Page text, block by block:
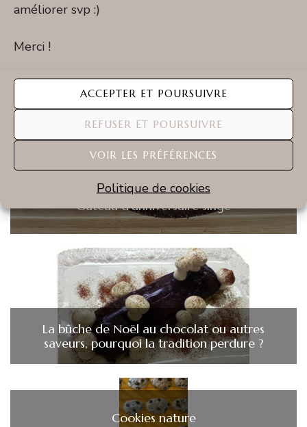
améliorer svp :)
Merci !
ACCEPTER ET POURSUIVRE
REFUSER ET POURSUIVRE
VOIR LES PRÉFÉRENCES
Politique de cookies
Gâteau d’anniversaire singe
La bûche de Noël au chocolat ou autres
saveurs, pourquoi la tradition perdure ?
Cookies nature